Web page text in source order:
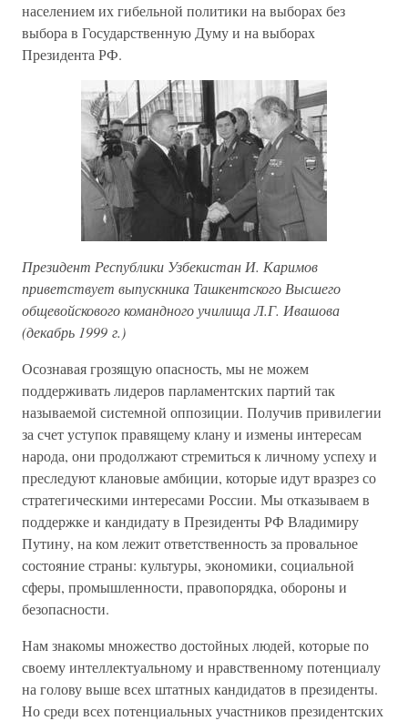
населением их гибельной политики на выборах без
выбора в Государственную Думу и на выборах
Президента РФ.
Президент Республики Узбекистан И. Каримов
приветствует выпускника Ташкентского Высшего
общевойскового командного училища Л.Г. Ивашова
(декабрь 1999 г.)
Осознавая грозящую опасность, мы не можем
поддерживать лидеров парламентских партий так
называемой системной оппозиции. Получив привилегии
за счет уступок правящему клану и измены интересам
народа, они продолжают стремиться к личному успеху и
преследуют клановые амбиции, которые идут вразрез со
стратегическими интересами России. Мы отказываем в
поддержке и кандидату в Президенты РФ Владимиру
Путину, на ком лежит ответственность за провальное
состояние страны: культуры, экономики, социальной
сферы, промышленности, правопорядка, обороны и
безопасности.
Нам знакомы множество достойных людей, которые по
своему интеллектуальному и нравственному потенциалу
на голову выше всех штатных кандидатов в президенты.
Но среди всех потенциальных участников президентских